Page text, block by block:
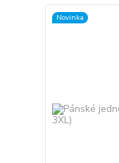
Novinka